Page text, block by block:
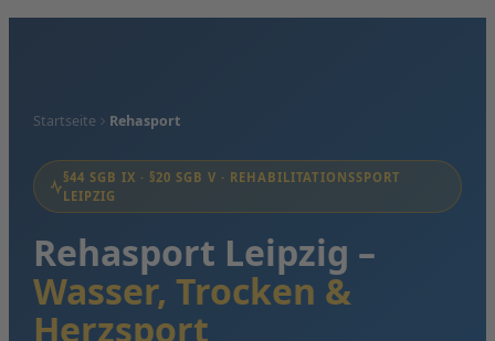
Startseite Rehasport
§44 SGB IX · §20 SGB V · REHABILITATIONSSPORT
LEIPZIG
Rehasport Leipzig –
Wasser, Trocken &
Herzsport